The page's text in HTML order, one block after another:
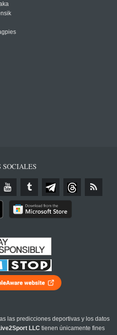
SOCIALES
las predicciones deportivas y los datos
LLC tienen únicamente fines